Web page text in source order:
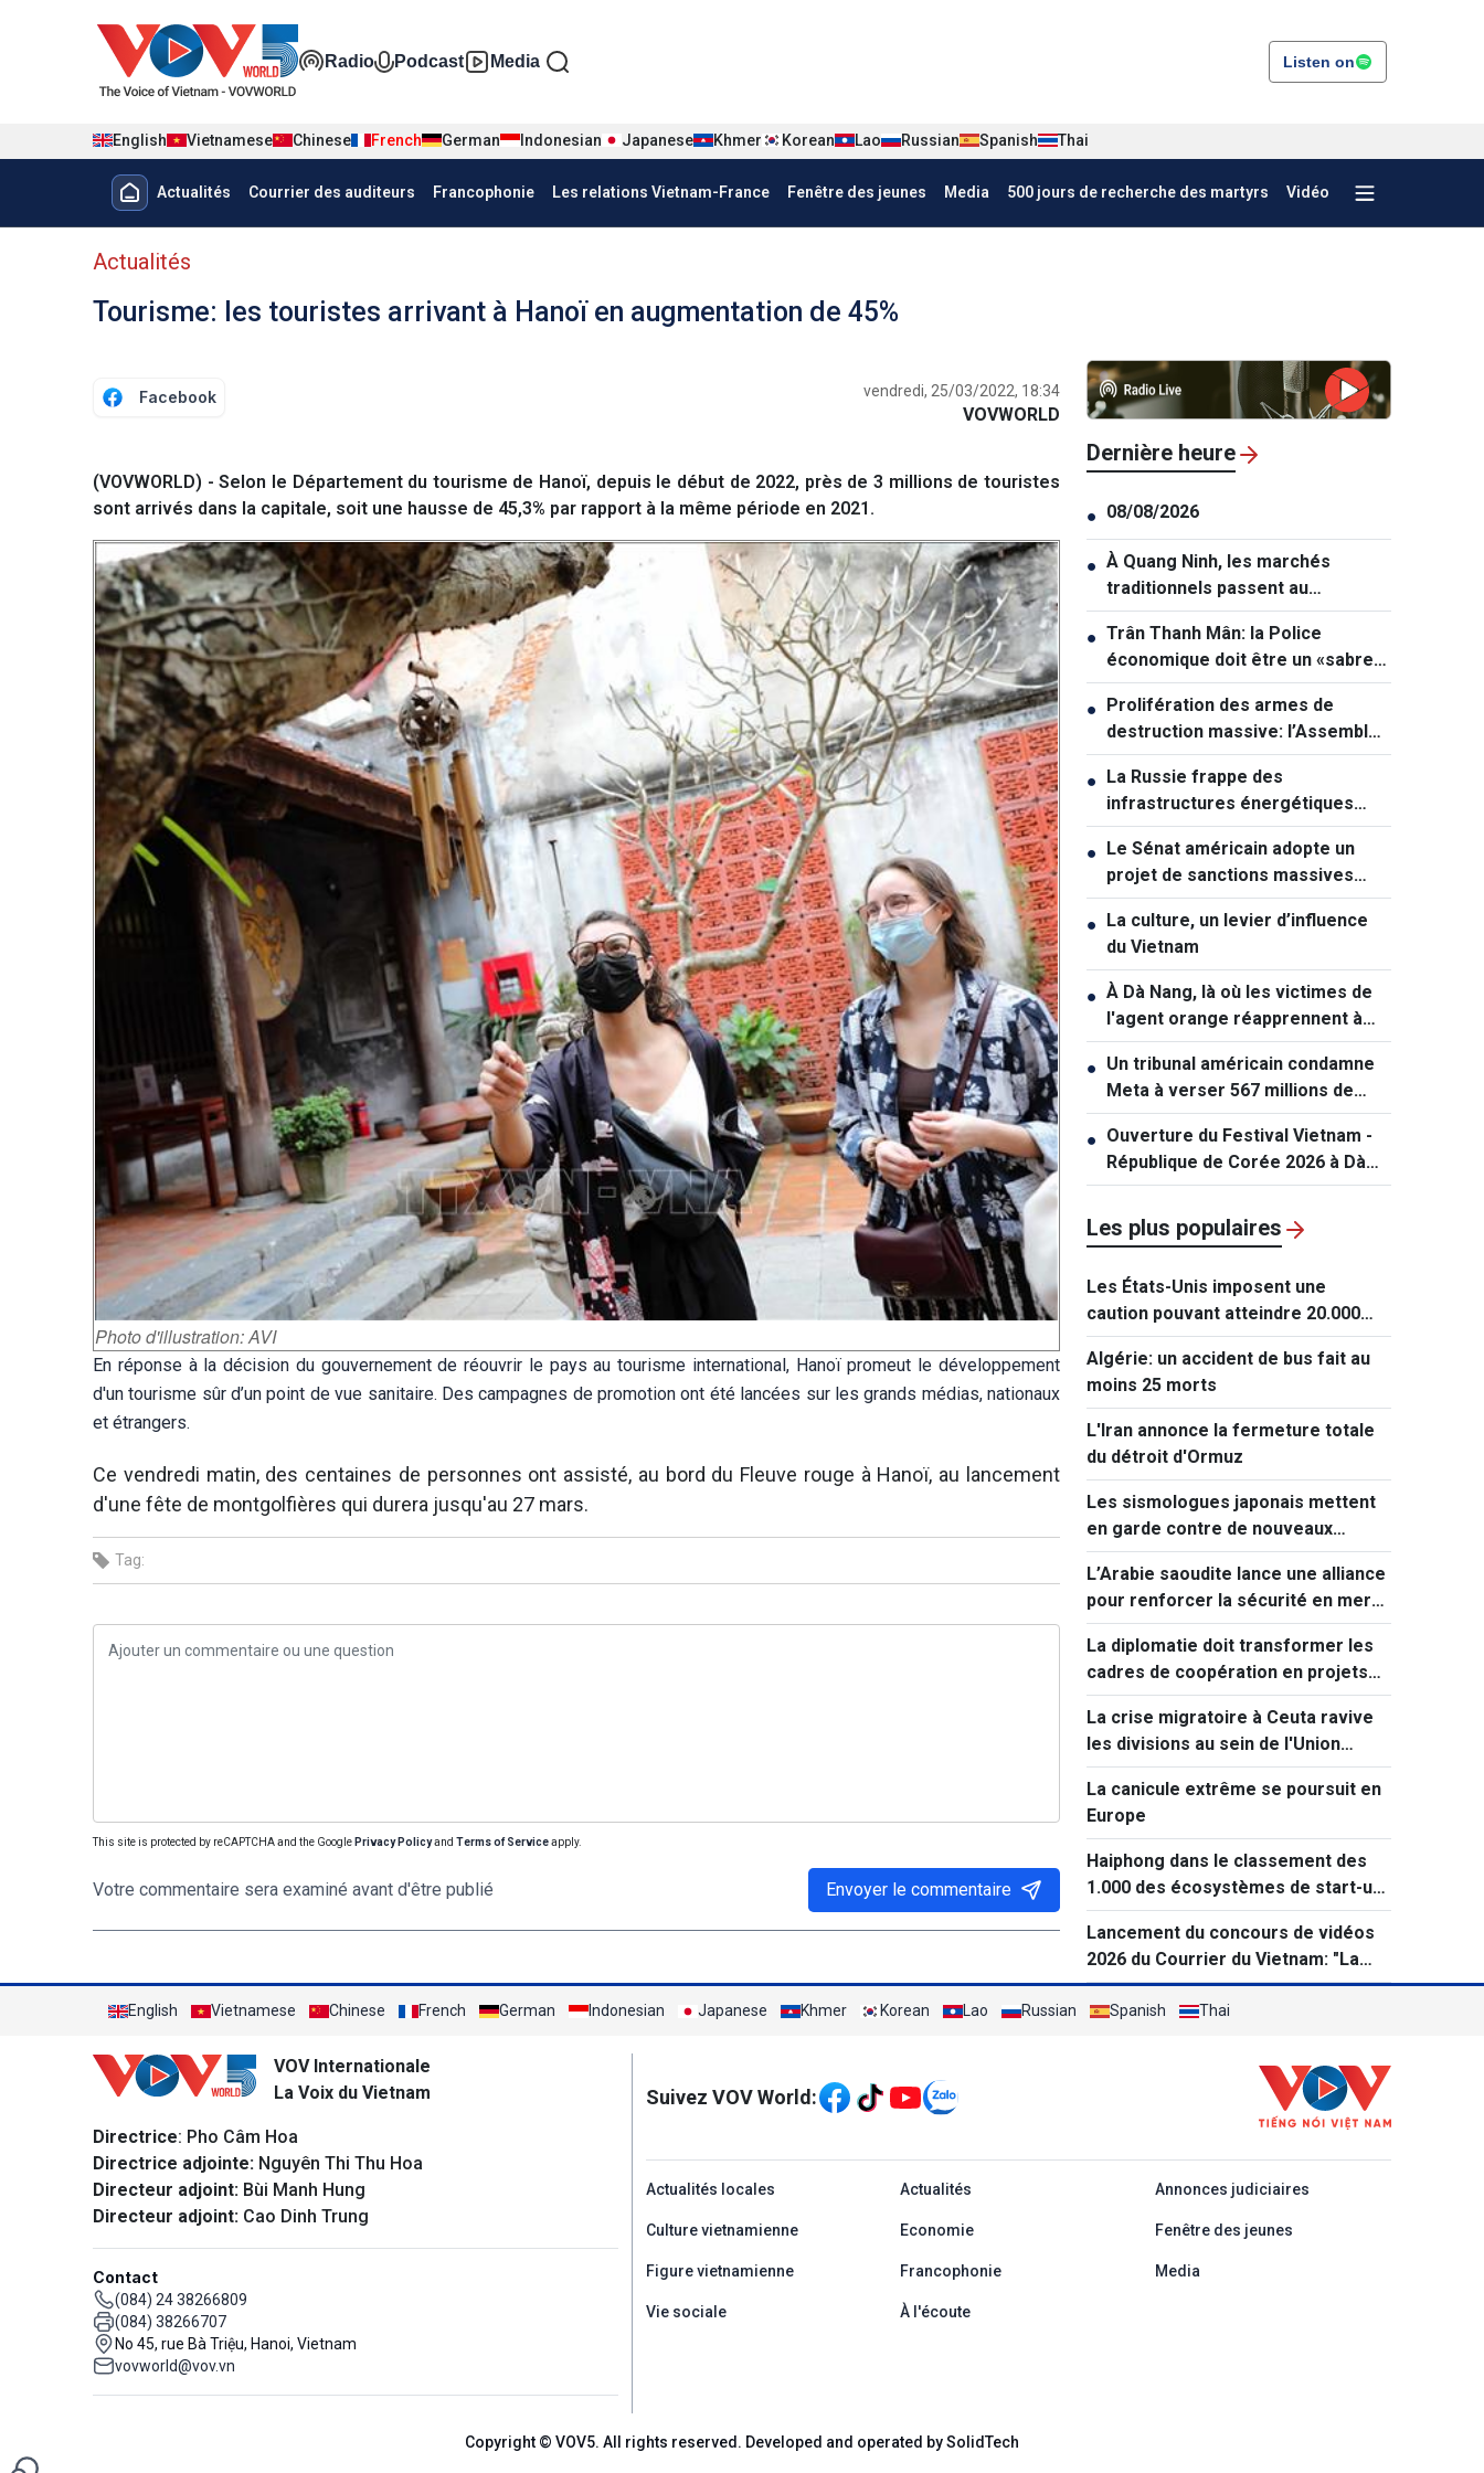
Đa phương tiện tiếng Pháp
Radio Podcast Media Listen on
English Vietnamese Chinese French German Indonesian Japanese Khmer Korean Lao Russian Spanish Thai
Menu trang chủ tiếng Pháp
Actualités Courrier des auditeurs Francophonie Les relations Vietnam-France Fenêtre des jeunes Media 500 jours de recherche des martyrs Vidéo
menu phụ tiếng Pháp
Actualités
Tourisme: les touristes arrivant à Hanoï en augmentation de 45%
Facebook vendredi, 25/03/2022, 18:34
VOVWORLD
(VOVWORLD) - Selon le Département du tourisme de Hanoï, depuis le début de 2022, près de 3 millions de touristes
sont arrivés dans la capitale, soit une hausse de 45,3% par rapport à la même période en 2021.
Photo d'illustration: AVI
En réponse à la décision du gouvernement de réouvrir le pays au tourisme international, Hanoï promeut le développement
d'un tourisme sûr d’un point de vue sanitaire. Des campagnes de promotion ont été lancées sur les grands médias, nationaux
et étrangers.
Ce vendredi matin, des centaines de personnes ont assisté, au bord du Fleuve rouge à Hanoï, au lancement
d'une fête de montgolfières qui durera jusqu'au 27 mars.
Tag:
This site is protected by reCAPTCHA and the Google Privacy Policyand Terms of Serviceapply.
Votre commentaire sera examiné avant d'être publié Envoyer le commentaire
Dernière heure
● 08/08/2026
● À Quang Ninh, les marchés
traditionnels passent au
numérique
● Trân Thanh Mân: la Police
économique doit être un «sabre
tranchant» dans la lutte contre la
criminalité
● Prolifération des armes de
destruction massive: l’Assemblée
nationale veut renforcer la
prévention
● La Russie frappe des
infrastructures énergétiques
vitales de l'Ukraine
● Le Sénat américain adopte un
projet de sanctions massives
contre la Russie
● La culture, un levier d’influence
du Vietnam
● À Dà Nang, là où les victimes de
l'agent orange réapprennent à
vivre
● Un tribunal américain condamne
Meta à verser 567 millions de
dollars dans une affaire
impliquant des mineurs
● Ouverture du Festival Vietnam -
République de Corée 2026 à Dà
Nang
Les plus populaires
Les États-Unis imposent une
caution pouvant atteindre 20.000
dollars pour les demandes de visa
de ressortissants de 50 pays
Algérie: un accident de bus fait au
moins 25 morts
L'Iran annonce la fermeture totale
du détroit d'Ormuz
Les sismologues japonais mettent
en garde contre de nouveaux
séismes majeurs après celui de
Kumamoto
L’Arabie saoudite lance une alliance
pour renforcer la sécurité en mer
Rouge
La diplomatie doit transformer les
cadres de coopération en projets
concrets
La crise migratoire à Ceuta ravive
les divisions au sein de l'Union
européenne
La canicule extrême se poursuit en
Europe
Haiphong dans le classement des
1.000 des écosystèmes de start-up
innovantes les plus performants au
monde
Lancement du concours de vidéos
2026 du Courrier du Vietnam: "La
paix et la jeunesse"
English Vietnamese Chinese French German Indonesian Japanese Khmer Korean Lao Russian Spanish Thai
VOV Internationale
La Voix du Vietnam
Directrice: Pho Câm Hoa
Directrice adjointe: Nguyên Thi Thu Hoa
Directeur adjoint: Bùi Manh Hung
Directeur adjoint: Cao Dinh Trung
Contact
(084) 24 38266809
(084) 38266707
No 45, rue Bà Triệu, Hanoi, Vietnam
vovworld@vov.vn
Mạng xã hội
Suivez VOV World:
menu footer tiếng Pháp
Actualités locales Actualités Annonces judiciaires
Culture vietnamienne Economie Fenêtre des jeunes
Figure vietnamienne Francophonie Media
Vie sociale À l'écoute
Copyright © VOV5. All rights reserved. Developed and operated by SolidTech